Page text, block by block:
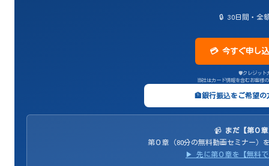
🔒 30日間・全
💳 今すぐ申し
🛡️クレジット
当社はカード情報を含むお客様
🏦銀行振込をご希望
📹 まだ【第０
第０章（80分の無料動画セミナー）
▶ 先に第０章を【無料